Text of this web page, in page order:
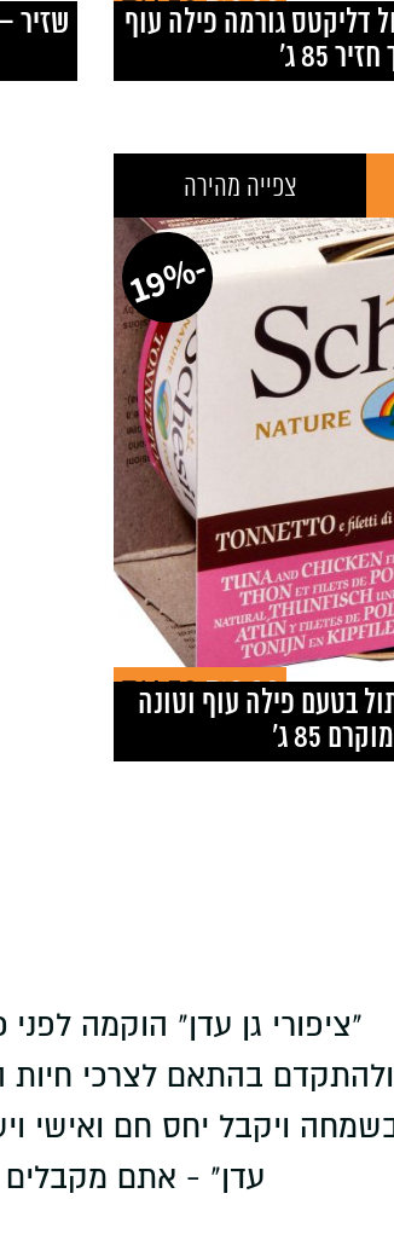
דליקטס גורמה פילה עוף
85 ג’
₪8.00
price
₪6.50
שזיר
-
1
9
%
בטעם פילה עוף וטונה
85 ג’
₪8.00
Original
price
₪6.50
Current
צפייה מהירה
ולהתקדם בהתאם לצרכי חיות
ויקבל יחס חם ואישי
עדן" - אתם מקבלים